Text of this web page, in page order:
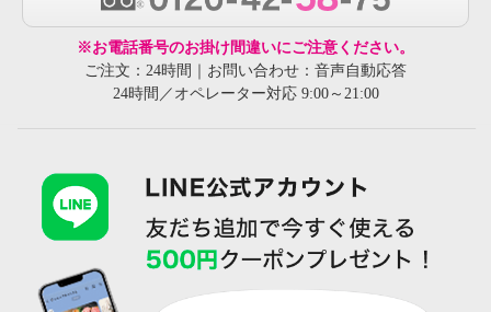
※お電話番号のお掛け間違いにご注意ください。
ご注文：24時間｜お問い合わせ：音声自動応答
24時間／オペレーター対応 9:00～21:00